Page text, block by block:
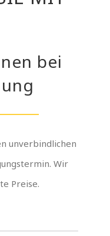
bei
unverbindlichen
Wir
Preise.